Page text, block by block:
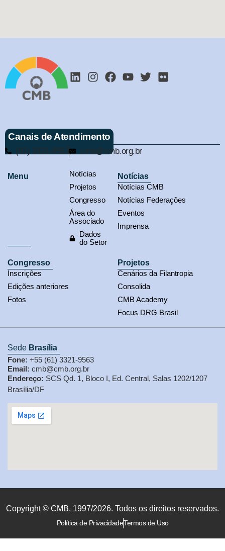
Canais de Atendimento
(61) 3321-9563 cmb@cmb.org.br
Menu
Notícias
Projetos
Congresso
Área do
Associado
Dados
do Setor
Notícias
Notícias CMB
Notícias Federações
Eventos
Imprensa
Congresso
Inscrições
Edições anteriores
Fotos
Projetos
Cenários da Filantropia
Consolida
CMB Academy
Focus DRG Brasil
Sede Brasília
Fone: +55 (61) 3321-9563
Email: cmb@cmb.org.br
Endereço: SCS Qd. 1, Bloco I, Ed. Central, Salas 1202/1207
Brasília/DF
Copyright © CMB, 1997/2026. Todos os direitos reservados.
Política de PrivacidadeTermos de Uso